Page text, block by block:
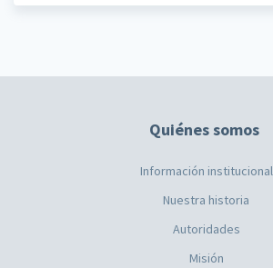
Quiénes somos
Información institucional
Nuestra historia
Autoridades
Misión